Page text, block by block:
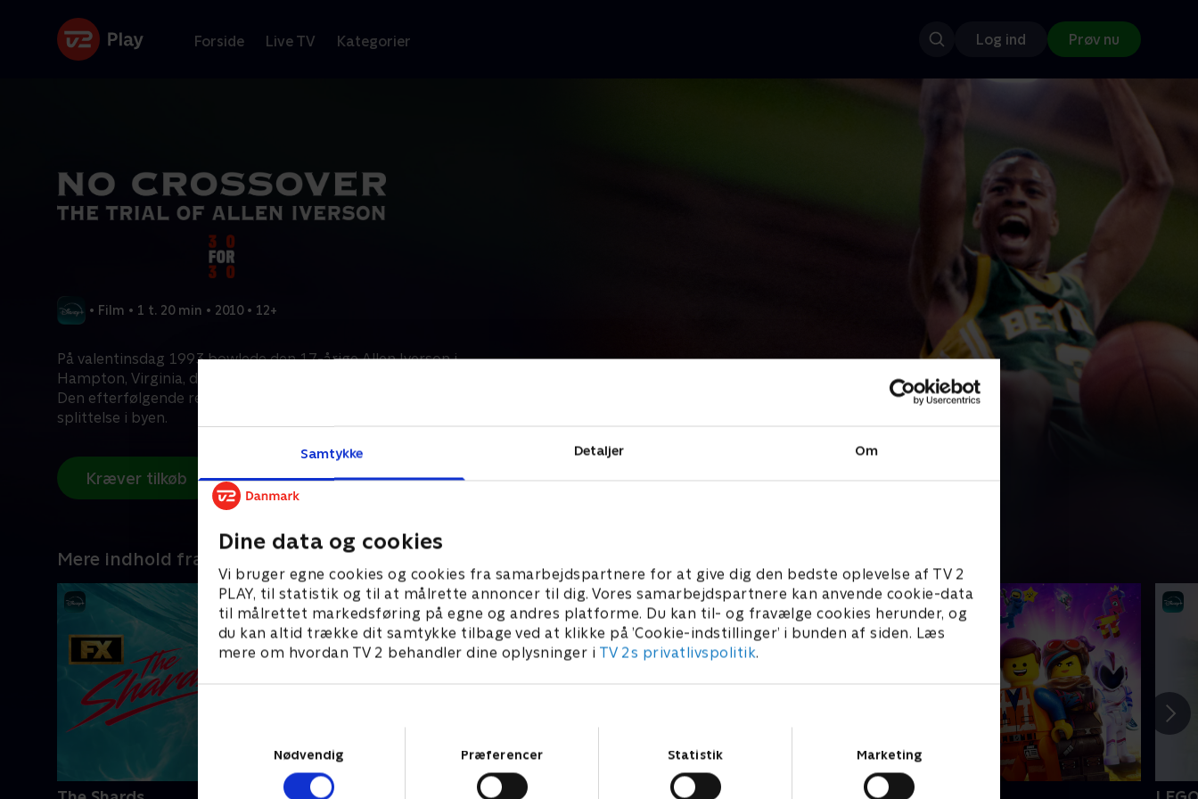
Samtykke Detaljer Om
Dine data og cookies
Vi bruger egne cookies og cookies fra samarbejdspartnere for at give dig den bedste oplevelse af TV 2
PLAY, til statistik og til at målrette annoncer til dig. Vores samarbejdspartnere kan anvende cookie-data
til målrettet markedsføring på egne og andres platforme. Du kan til- og fravælge cookies herunder, og
du kan altid trække dit samtykke tilbage ved at klikke på ’Cookie-indstillinger’ i bunden af siden. Læs
mere om hvordan TV 2 behandler dine oplysninger i TV 2s privatlivspolitik.
Nødvendig
Præferencer Statistik Marketing
Forside Live TV Kategorier Log ind Prøv nu
• Film • 1 t. 20 min • 2010 • 12+
På valentinsdag 1993 bowlede den 17-årige Allen Iverson i
Hampton, Virginia, da et skænderi udviklede sig til et slagsmål.
Den efterfølgende retssag forårsagede en racemæssig
splittelse i byen.
Kræver tilkøb
Mere indhold fra Disney+